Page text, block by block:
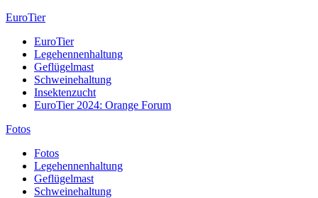
EuroTier
EuroTier
Legehennenhaltung
Geflügelmast
Schweinehaltung
Insektenzucht
EuroTier 2024: Orange Forum
Fotos
Fotos
Legehennenhaltung
Geflügelmast
Schweinehaltung